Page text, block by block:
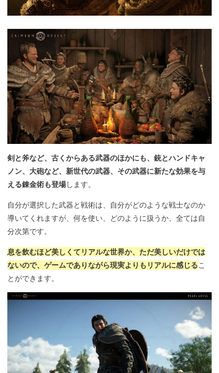
剣と斧など、古くからある武器のほかにも、銃とハンドキャ
ノン、大砲など、新世代の武器、その武器に新たな効果を与
える錬金術も登場します。
自分が選択した武器と戦術は、自分がどのような戦士なのか
導いてくれますが、何を使い、どのように扱うか、全ては自
分次第です。
息を飲むほど美しくてリアルな世界か、ただ美しいだけでは
ないので、ゲームでありながら現実よりもリアルに感じるこ
とができます。